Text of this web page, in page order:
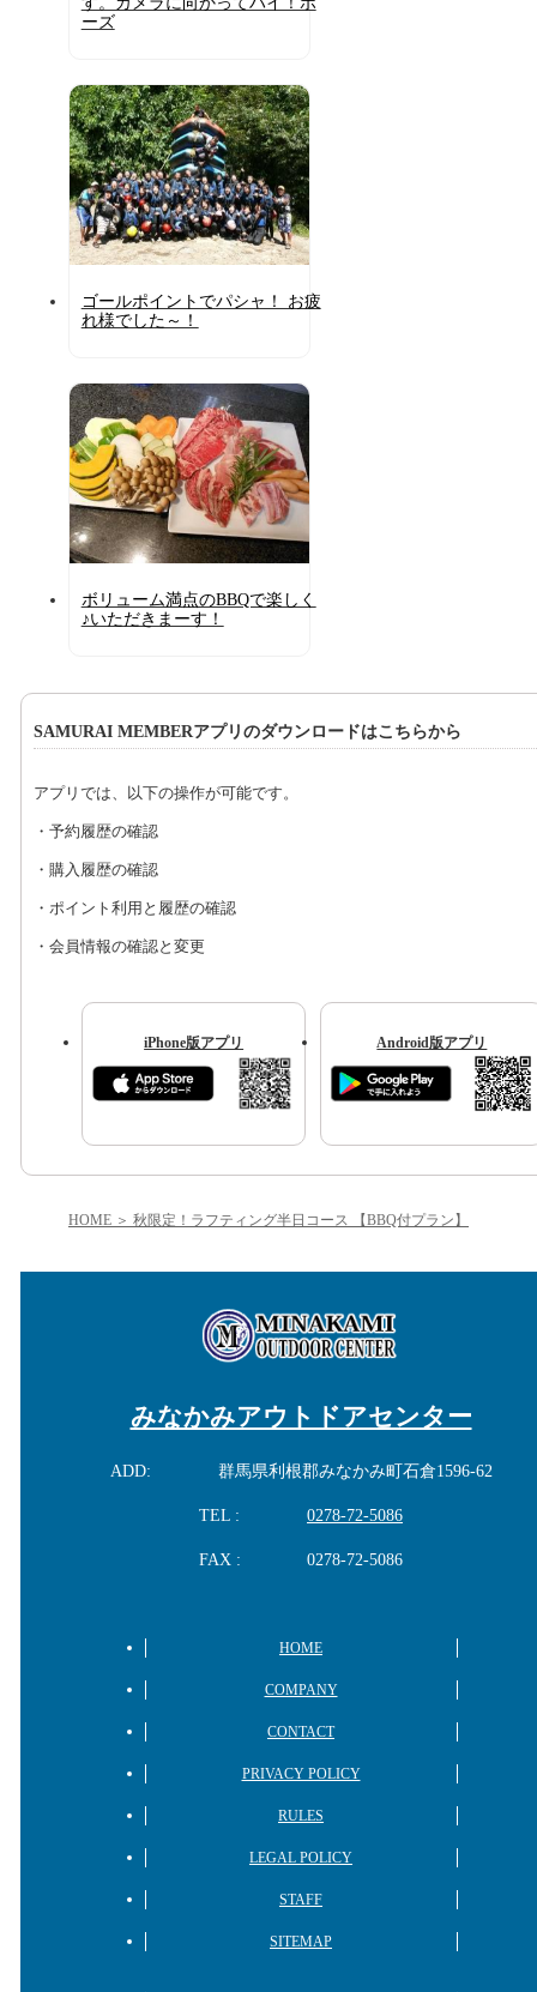
ーズ
ゴールポイントでパシャ！ お疲
れ様でした～！
ボリューム満点のBBQで楽しく
♪いただきまーす！
SAMURAI MEMBERアプリのダウンロードはこちらから
アプリでは、以下の操作が可能です。
・予約履歴の確認
・購入履歴の確認
・ポイント利用と履歴の確認
・会員情報の確認と変更
iPhone版アプリ Android版アプリ
HOME 秋限定！ラフティング半日コース 【BBQ付プラン】
みなかみアウトドアセンター
ADD: 群馬県利根郡みなかみ町石倉1596-62
TEL : 0278-72-5086
FAX : 0278-72-5086
HOME
COMPANY
CONTACT
PRIVACY POLICY
RULES
LEGAL POLICY
STAFF
SITEMAP